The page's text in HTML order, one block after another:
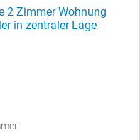
2 Zimmer Wohnung
in zentraler Lage